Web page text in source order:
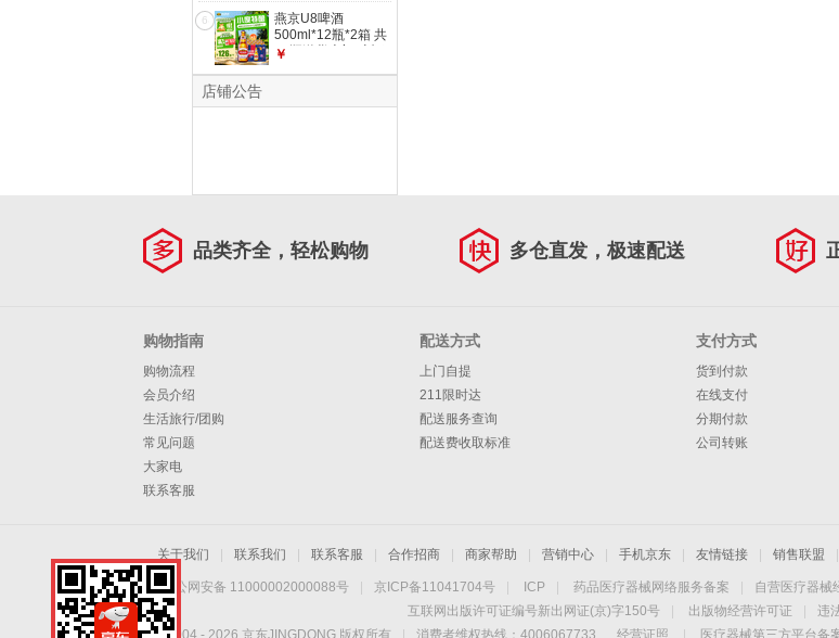
6
燕京U8啤酒
500ml*12瓶*2箱 共
24瓶送货上门 啤酒
￥
店铺公告
品类齐全，轻松购物 多仓直发，极速配送
购物指南
购物流程
会员介绍
生活旅行/团购
常见问题
大家电
联系客服
配送方式
上门自提
211限时达
配送服务查询
配送费收取标准
支付方式
货到付款
在线支付
分期付款
公司转账
关于我们 联系我们 联系客服 合作招商 商家帮助 营销中心 手机京东 友情链接 销售联盟
京公网安备 11000002000088号 京ICP备11041704号 ICP 药品医疗器械网络服务备案 自营医疗器械
互联网出版许可证编号新出网证(京)字150号
出版物经营许可证
违
Copyright © 2004 - 2026 京东JINGDONG 版权所有 消费者维权热线：4006067733 经营证照 医疗器械第三方平台备